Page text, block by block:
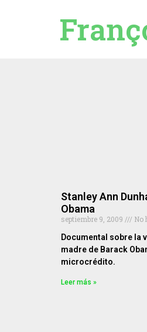
Stanley Ann
Obama
septiembre 9, 2009
No
Documental sobre la
madre de Barack
microcrédito.
Leer más »